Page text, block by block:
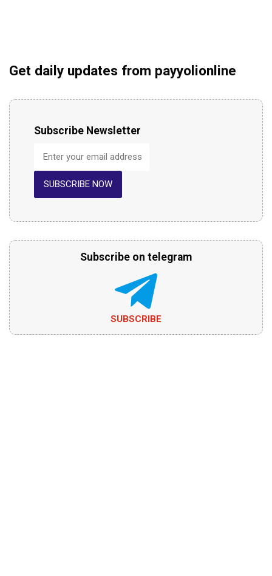
Get daily updates from payyolionline
Subscribe Newsletter
SUBSCRIBE NOW
Subscribe on telegram
SUBSCRIBE